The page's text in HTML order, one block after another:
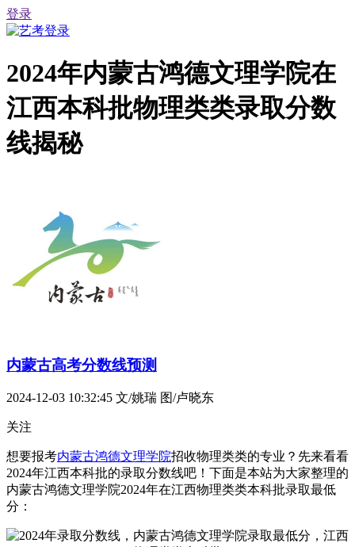
登录
2024年内蒙古鸿德文理学院在
江西本科批物理类类录取分数
线揭秘
内蒙古高考分数线预测
2024-12-03 10:32:45 文/姚瑞 图/卢晓东
关注
想要报考内蒙古鸿德文理学院招收物理类类的专业？先来看看
2024年江西本科批的录取分数线吧！下面是本站为大家整理的
内蒙古鸿德文理学院2024年在江西物理类类本科批录取最低
分：